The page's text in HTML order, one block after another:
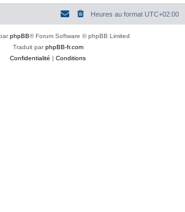
Heures au format UTC+02:00
phpBB® Forum Software © phpBB Limited
Traduit parphpBB-fr.com
Confidentialité | Conditions